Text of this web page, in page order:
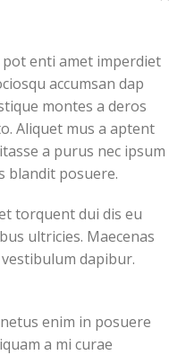
enti amet imperdiet
accumsan dap
montes a deros
Aliquet mus a aptent
a purus nec ipsum
blandit posuere.
torquent dui dis eu
ultricies. Maecenas
dapibur.
enim in posuere
a mi curae